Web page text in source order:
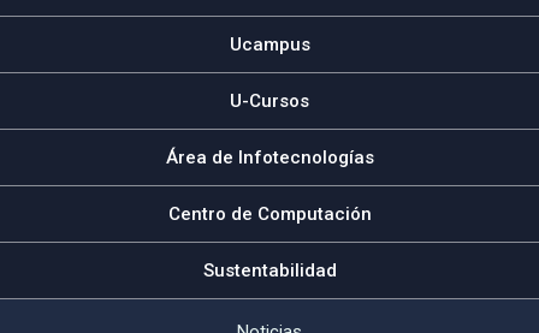
Ucampus
U-Cursos
Área de Infotecnologías
Centro de Computación
Sustentabilidad